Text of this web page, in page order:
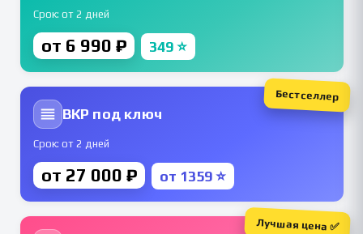
Срок: от 2 дней
от 6 990 ₽ 349 ⭐
ВКР под ключ
Срок: от 2 дней
от 27 000 ₽ от 1359 ⭐
Бестселлер
Лучшая цена ✅